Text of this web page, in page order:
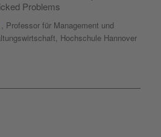
Problems
, Professor für Management und
Hochschule Hannover